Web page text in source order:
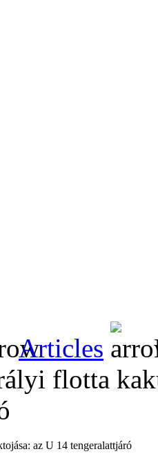
Articles
flotta
az U 14 tengeralattjáró